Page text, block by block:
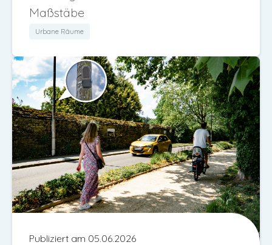
Maßstäbe
Urbane Räume
Publiziert am 05.06.2026